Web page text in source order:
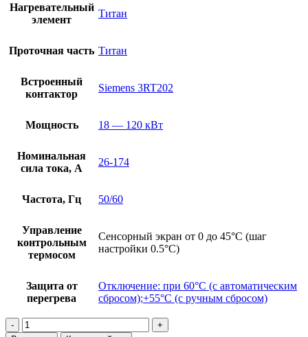
Нагревательный
элемент
Титан
Проточная часть Титан
Встроенный
контактор
Siemens 3RT202
Мощность 18 — 120 кВт
Номинальная
сила тока, А
26-174
Частота, Гц 50/60
Управление
контрольным
термосом
Сенсорный экран от 0 до 45°C (шаг
настройки 0.5°C)
Защита от
перегрева
Отключение: при 60°С (с автоматическим
сбросом);+55°С (с ручным сбросом)